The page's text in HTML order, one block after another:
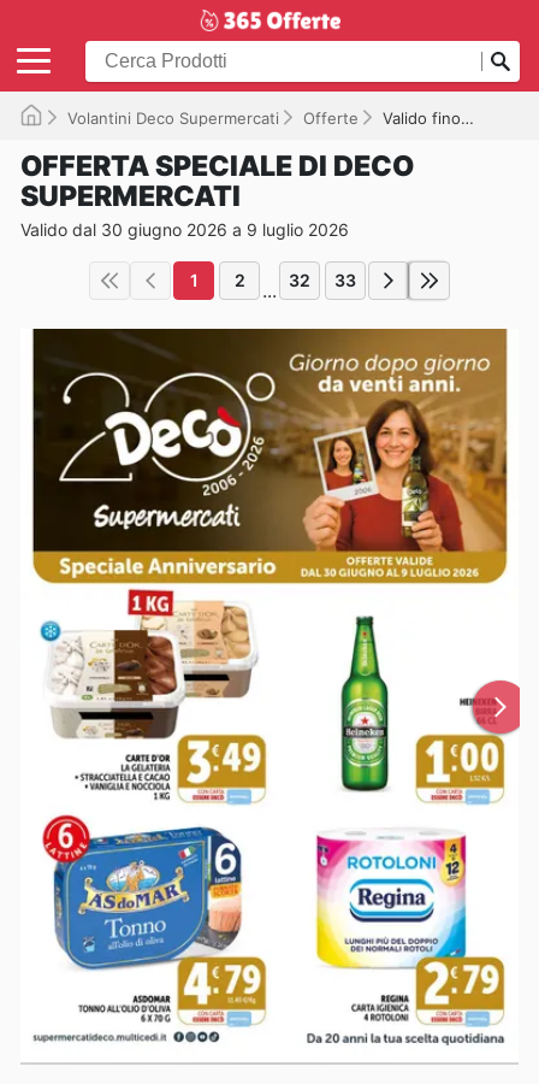
Volantini Deco Supermercati Offerte Valido fino a 09/07/2026
OFFERTA SPECIALE DI DECO
SUPERMERCATI
Valido dal 30 giugno 2026 a 9 luglio 2026
1 2 ... 32 33